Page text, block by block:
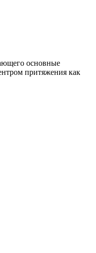
основные
притяжения как